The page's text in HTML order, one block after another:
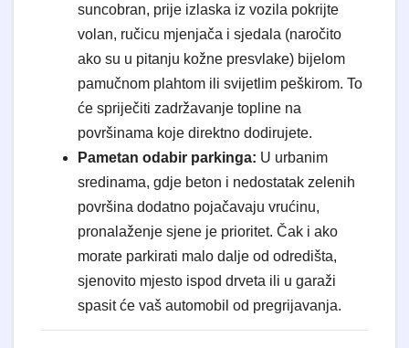
suncobran, prije izlaska iz vozila pokrijte
volan, ručicu mjenjača i sjedala (naročito
ako su u pitanju kožne presvlake) bijelom
pamučnom plahtom ili svijetlim peškirom. To
će spriječiti zadržavanje topline na
površinama koje direktno dodirujete.
Pametan odabir parkinga: U urbanim
sredinama, gdje beton i nedostatak zelenih
površina dodatno pojačavaju vrućinu,
pronalaženje sjene je prioritet. Čak i ako
morate parkirati malo dalje od odredišta,
sjenovito mjesto ispod drveta ili u garaži
spasit će vaš automobil od pregrijavanja.